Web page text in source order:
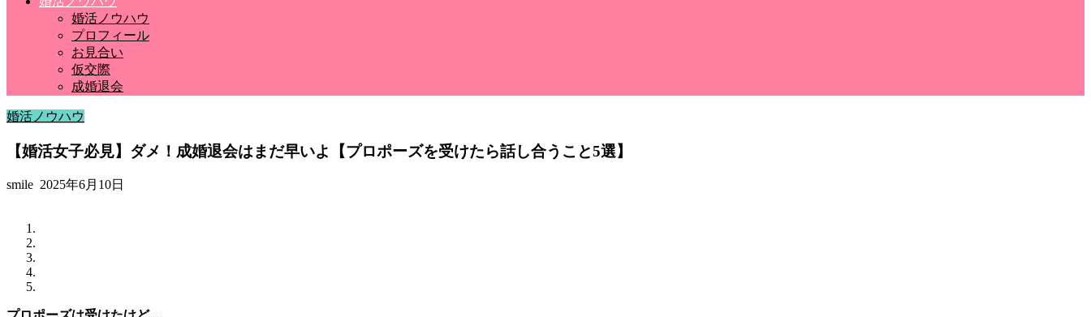
婚活ノウハウ
プロフィール
お見合い
仮交際
成婚退会
婚活ノウハウ
【婚活女子必見】ダメ！成婚退会はまだ早いよ【プロポーズを受けたら話し合うこと5選】
smile 2025年6月10日